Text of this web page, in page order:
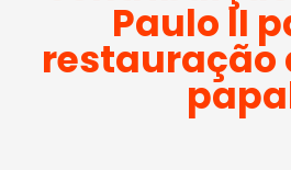
Paulo II
restauração